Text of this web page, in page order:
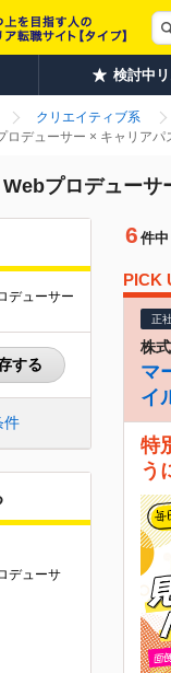
検討中
クリエイティブ系
ロデューサー × キャリア
プロデュー
デューサー
する
件
デューサ
6 件中
PICK
正
株
マ
イ
特
う